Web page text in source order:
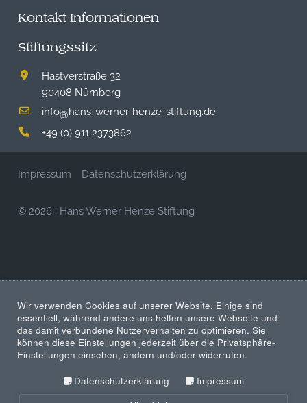
Kontakt-Informationen
Stiftungssitz
Hastverstraße 32
90408 Nürnberg
info@hans-werner-henze-stiftung.de
+49 (0) 911 2373862
Impressum Datenschutzerklärung
© 2026 · Hans Werner Henze Stiftung
Wir verwenden Cookies auf unserer Website. Einige sind
essentiell, während andere uns helfen unsere Webseite und
das damit verbundene Nutzerverhalten zu optimieren. Sie
können diese Einstellungen jederzeit über die Privatsphäre-
Einstellungen einsehen, ändern und/oder widerrufen.
Datenschutzerklärung
Impressum